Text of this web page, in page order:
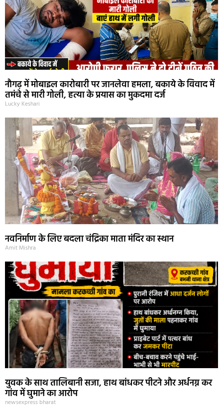
नौगढ़ में मोबाइल कारोबारी पर जानलेवा हमला, बकाये के विवाद में
तमंचे से मारी गोली, हत्या के प्रयास का मुकदमा दर्ज
Lucky Keshari
नवनिर्माण के लिए बदला चंद्रिका माता मंदिर का स्थान
Amit Mishra
युवक के साथ तालिबानी सजा, हाथ बांधकर पीटने और अर्धनग्न कर
गांव में घुमाने का आरोप
newsexpress bharat